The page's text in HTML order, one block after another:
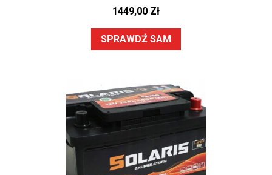
1449,00 Zł
SPRAWDŹ SAM